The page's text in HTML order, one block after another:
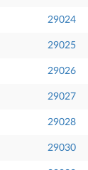
29024
29025
29026
29027
29028
29030